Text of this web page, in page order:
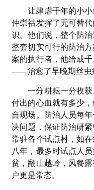
让肆虐千年的小
仲崇祜发挥了无可替
识。他们说，整个防
整套切实可行的防治
案的执行者，他给成
——治愈了早晚期丝虫
一分耕耘一分收
付出的心血就有多少
自现场。防治人员每
决问题，保证防治研
常驻各个试点村，如
八年，最多时试点人
贫，翻山越岭，风餐
户更是常态。